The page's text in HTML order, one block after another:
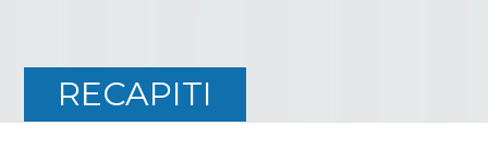
RECAPITI